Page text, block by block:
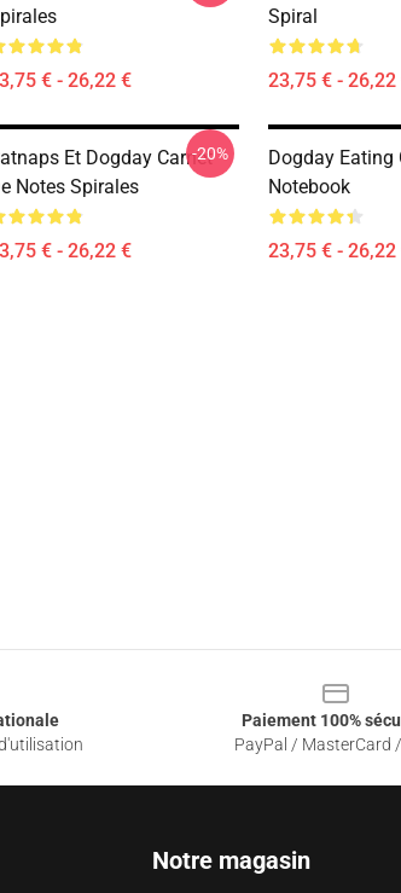
€ - 26,22 €
Spiral
23,75 € - 26,22
Et Dogday Carnet
Notes Spirales
€ - 26,22 €
-20%
Dogday Eating
Notebook
23,75 € - 26,22
Paiement 100%
PayPal / MasterCard
Notre magasin